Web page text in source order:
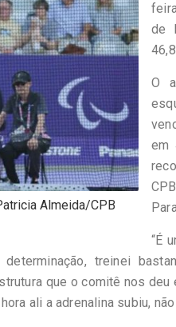
Almeida/CPB
de
O
em
“É
treinei
que o comitê nos
ali a adrenalina subiu,